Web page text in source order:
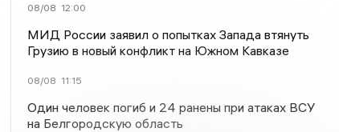
08/08 12:00
МИД России заявил о попытках Запада втянуть
Грузию в новый конфликт на Южном Кавказе
08/08 11:15
Один человек погиб и 24 ранены при атаках ВСУ
на Белгородскую область